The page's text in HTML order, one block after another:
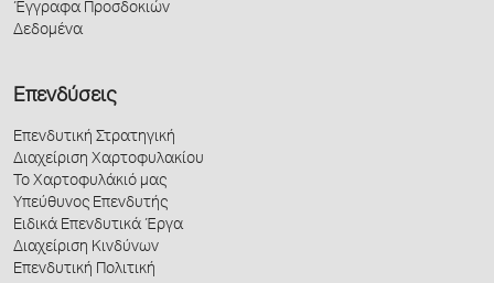
Έγγραφα Προσδοκιών
Δεδομένα
Επενδύσεις
Επενδυτική Στρατηγική
Διαχείριση Χαρτοφυλακίου
Το Χαρτοφυλάκιό μας
Υπεύθυνος Επενδυτής
Ειδικά Επενδυτικά Έργα
Διαχείριση Κινδύνων
Επενδυτική Πολιτική